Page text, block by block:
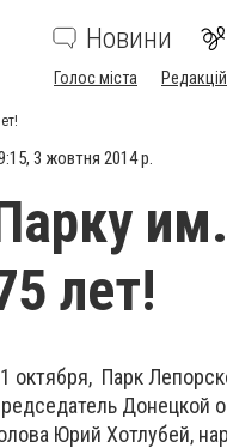
Новини
Голос міста
3 жовтня 2014 р.
лет!
октября, Парк
Донецкой
Юрий Хотлубей,